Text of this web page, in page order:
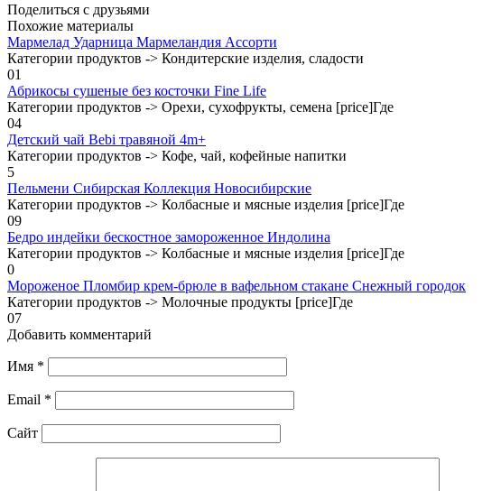
Поделиться с друзьями
Похожие материалы
Мармелад Ударница Мармеландия Ассорти
Категории продуктов -> Кондитерские изделия, сладости
01
Абрикосы сушеные без косточки Fine Life
Категории продуктов -> Орехи, сухофрукты, семена [price]Где
04
Детский чай Bebi травяной 4m+
Категории продуктов -> Кофе, чай, кофейные напитки
5
Пельмени Сибирская Коллекция Новосибирские
Категории продуктов -> Колбасные и мясные изделия [price]Где
09
Бедро индейки бескостное замороженное Индолина
Категории продуктов -> Колбасные и мясные изделия [price]Где
0
Мороженое Пломбир крем-брюле в вафельном стакане Снежный городок
Категории продуктов -> Молочные продукты [price]Где
07
Добавить комментарий
Имя *
Email *
Сайт